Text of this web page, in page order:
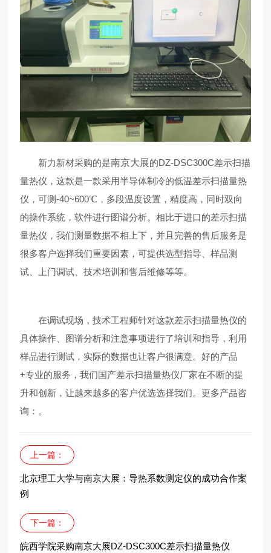
新力新材采购的是南京大展的DZ-DSC300C差示扫描
量热仪，这款是一款采用半导体制冷的低温差示扫描量热
仪，可测-40~600℃，多段温度设置，精度高，同时双向
的操作系统，软件进行图谱分析。相比于进口的差示扫描
量热仪，我们测量数据不相上下，并且完善的售后服务是
很多客户选择我们重要因素，可提供选型指导、样品测
试、上门调试、技术培训和售后维修等等。
在调试现场，技术工程师针对这款差示扫描量热仪的
具体操作、图谱分析和注意事项进行了培训和指导，利用
样品进行测试，实际的数据也让客户很满意。好的产品
+专业的服务，我们国产差示扫描量热仪厂家在不断的提
升和创新，让越来越多的客户优选选择我们。更多产品咨
询： 。
上一篇：
北京理工大学与南京大展：导热系数测定仪的成功合作案
例
下一篇：
皖西学院采购南京大展DZ-DSC300C差示扫描量热仪